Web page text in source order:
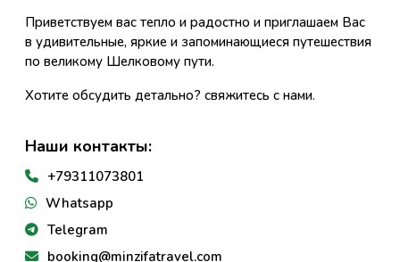
Приветствуем вас тепло и радостно и приглашаем Вас
в удивительные, яркие и запоминающиеся путешествия
по великому Шелковому пути.
Хотите обсудить детально? свяжитесь с нами.
Наши контакты:
+79311073801
Whatsapp
Telegram
booking@minzifatravel.com